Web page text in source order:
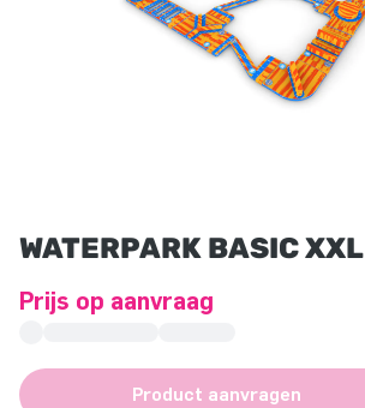
WATERPARK BASIC XXL
Prijs op aanvraag
Product aanvragen